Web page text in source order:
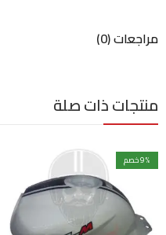
مراجعات (0)
منتجات ذات صلة
9% خصم